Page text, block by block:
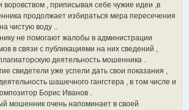
воровством , приписывая себе чужие идеи ,в
продолжает избираться мера пересечения
чистую воду ..
не помогают жалобы в администрации
в связи с публикациями на них сведений ,
деятельность мошенника .
свидетели уже успели дать свои показания ,
шашечного гангстера , в том числе и
Борис Иванов .
мошенник очень напоминает в своей